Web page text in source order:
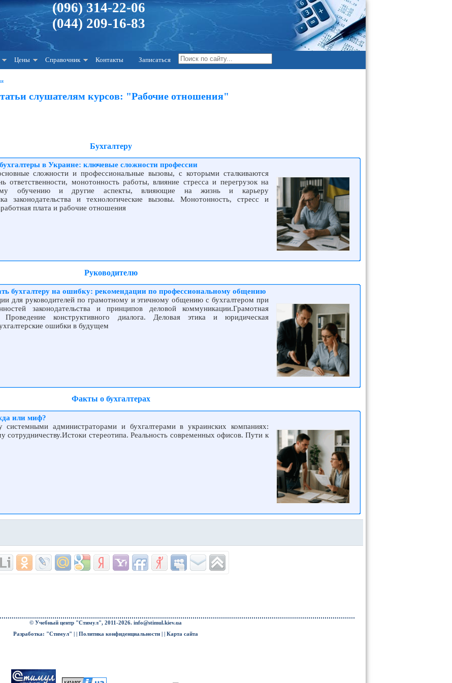
(096) 314-22-06
(044) 209-16-83
Цены Справочник Контакты Записаться
слушателям курсов: "Рабочие отношения"
Бухгалтеру
в Украине: ключевые сложности профессии
сложности и профессиональные вызовы, с которыми сталкиваются
ответственности, монотонность работы, влияние стресса и перегрузок на
обучению и другие аспекты, влияющие на жизнь и карьеру
законодательства и технологические вызовы. Монотонность, стресс и
плата и рабочие отношения
Руководителю
бухгалтеру на ошибку: рекомендации по профессиональному общению
для руководителей по грамотному и этичному общению с бухгалтером при
законодательства и принципов деловой коммуникации.Грамотная
конструктивного диалога. Деловая этика и юридическая
ошибки в будущем
Факты о бухгалтерах
или миф?
системными администраторами и бухгалтерами в украинских компаниях:
сотрудничеству.Истоки стереотипа. Реальность современных офисов. Пути к
© Учебный центр "Стимул", 2011-2026. info@stimul.kiev.ua
Разработка: "Стимул" | | Политика конфиденциальности| | Карта сайта